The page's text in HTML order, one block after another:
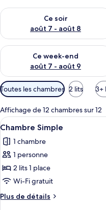
Ce soir
août 7 - août 8
Vérifier la disponibilité pour
Ce week-end
août 7 - août 9
Vérifier la disponibilité pour
Filtres
disponibles
pour
les
chambres
Toutes les chambres 2 lits 3+
Affichage de 12 chambres sur 12
Afficher
toutes
les
photos
pour
ce
type
de
4
Chambre Simple
1 chambre
1 personne
2 lits 1 place
Wi-Fi gratuit
Plus de détails
Plus